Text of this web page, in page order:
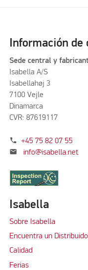
Información
Sede central y
Isabella A/S
Isabellahøj 3
7100 Vejle
Dinamarca
CVR: 87619117
phone +45 75 82 07 55
mail info@isabella.net
Isabella
Sobre Isabella
Encuentra un
Calidad
Ferias